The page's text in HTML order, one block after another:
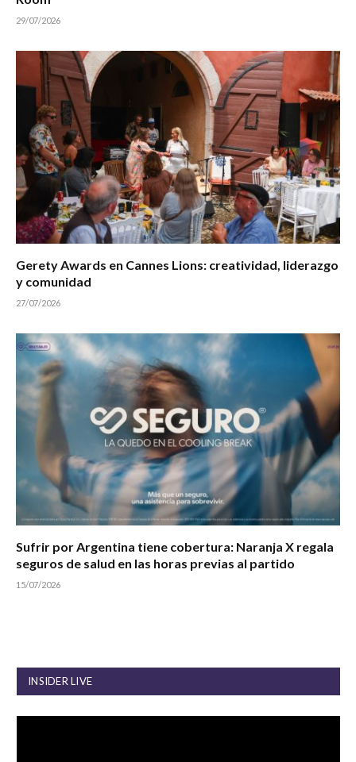
29/07/2026
Gerety Awards en Cannes Lions: creatividad, liderazgo
y comunidad
27/07/2026
Sufrir por Argentina tiene cobertura: Naranja X regala
seguros de salud en las horas previas al partido
15/07/2026
INSIDER LIVE